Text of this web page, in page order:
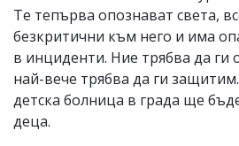
Те тепърва опознават света,
безкритични към него и има
в инциденти. Ние трябва да ги
най-вече трябва да ги
детска болница в града ще
деца.